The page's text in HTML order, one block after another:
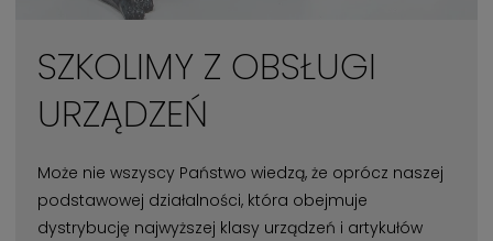
SZKOLIMY Z OBSŁUGI
URZĄDZEŃ
Może nie wszyscy Państwo wiedzą, że oprócz naszej
podstawowej działalności, która obejmuje
dystrybucję najwyższej klasy urządzeń i artykułów